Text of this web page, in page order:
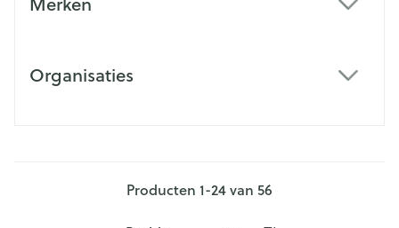
Organisaties
Producten 1-24van 56